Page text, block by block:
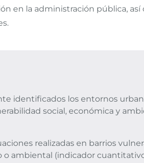
en la administración pública, así
identificados los entornos
social, económica y
realizadas en barrios
o ambiental (indicador